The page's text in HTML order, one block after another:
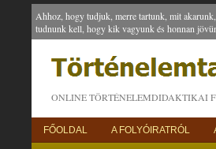
Ahhoz, hogy tudjuk, merre tartunk, mit akarunk,
tudnunk kell, hogy kik vagyunk és honnan
ONLINE TÖRTÉNELEMDIDAKTIKAI
FŐOLDAL A FOLYÓIRATRÓL